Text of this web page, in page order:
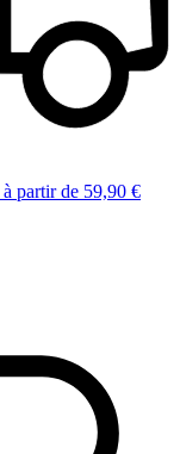
à partir de 59,90 €